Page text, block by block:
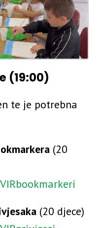
(19:00)
te je potrebna
(20
(20 djece)